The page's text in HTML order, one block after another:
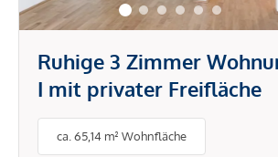
Ruhige 3 Zimmer
I mit privater Freifläche
ca. 65,14 m² Wohnfläche